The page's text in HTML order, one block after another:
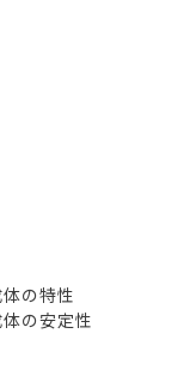
の特性
の安定性